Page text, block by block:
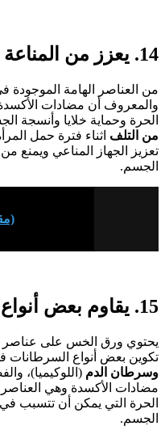
14. يعزز من المناعة
من العناصر الهامة
والمعروف أن مضادات
الحرة وحماية خلايا وأنسجة
من التلف اثناء فترة حمل
تعزيز الجهاز المناعي ويمنع
الجسم.
15. يقاوم بعض أنواع السرطانات
يحتوي ورق الخس على عناصر
تكوين بعض أنواع السرطانات
وسرطان الدم (اللوكيميا)،
مضادات الأكسدة وهي
الحرة التي يمكن أن تتسبب
الجسم.